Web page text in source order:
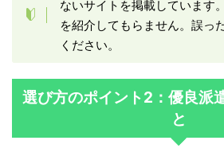
ないサイトを掲載しています
を紹介してもらません。誤っ
ください。
選び方のポイント2：優良派
と